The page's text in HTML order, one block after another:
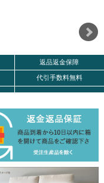
返品返金保障
代引手数料無料